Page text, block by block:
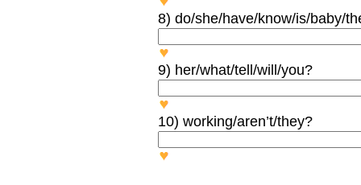
8) do/she/have/know/is/baby/
9) her/what/tell/will/you?
10) working/aren’t/they?